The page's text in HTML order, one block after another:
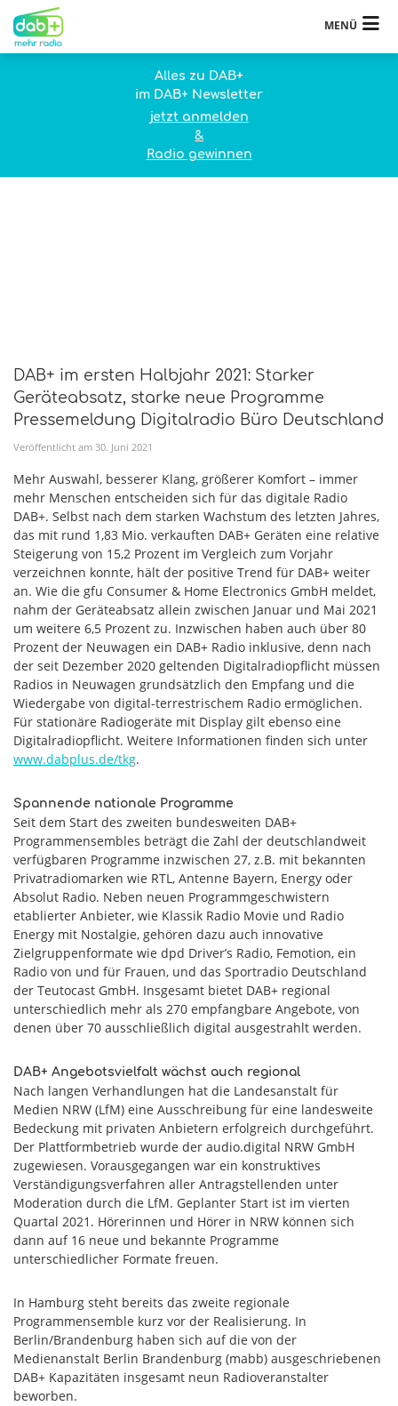
MENÜ
Alles zu DAB+
im DAB+ Newsletter
jetzt anmelden
&
Radio gewinnen
DAB+ im ersten Halbjahr 2021: Starker
Geräteabsatz, starke neue Programme
Pressemeldung Digitalradio Büro Deutschland
Veröffentlicht am 30. Juni 2021
Mehr Auswahl, besserer Klang, größerer Komfort – immer
mehr Menschen entscheiden sich für das digitale Radio
DAB+. Selbst nach dem starken Wachstum des letzten Jahres,
das mit rund 1,83 Mio. verkauften DAB+ Geräten eine relative
Steigerung von 15,2 Prozent im Vergleich zum Vorjahr
verzeichnen konnte, hält der positive Trend für DAB+ weiter
an. Wie die gfu Consumer & Home Electronics GmbH meldet,
nahm der Geräteabsatz allein zwischen Januar und Mai 2021
um weitere 6,5 Prozent zu. Inzwischen haben auch über 80
Prozent der Neuwagen ein DAB+ Radio inklusive, denn nach
der seit Dezember 2020 geltenden Digitalradiopflicht müssen
Radios in Neuwagen grundsätzlich den Empfang und die
Wiedergabe von digital-terrestrischem Radio ermöglichen.
Für stationäre Radiogeräte mit Display gilt ebenso eine
Digitalradiopflicht. Weitere Informationen finden sich unter
www.dabplus.de/tkg.
Spannende nationale Programme
Seit dem Start des zweiten bundesweiten DAB+
Programmensembles beträgt die Zahl der deutschlandweit
verfügbaren Programme inzwischen 27, z.B. mit bekannten
Privatradiomarken wie RTL, Antenne Bayern, Energy oder
Absolut Radio. Neben neuen Programmgeschwistern
etablierter Anbieter, wie Klassik Radio Movie und Radio
Energy mit Nostalgie, gehören dazu auch innovative
Zielgruppenformate wie dpd Driver’s Radio, Femotion, ein
Radio von und für Frauen, und das Sportradio Deutschland
der Teutocast GmbH. Insgesamt bietet DAB+ regional
unterschiedlich mehr als 270 empfangbare Angebote, von
denen über 70 ausschließlich digital ausgestrahlt werden.
DAB+ Angebotsvielfalt wächst auch regional
Nach langen Verhandlungen hat die Landesanstalt für
Medien NRW (LfM) eine Ausschreibung für eine landesweite
Bedeckung mit privaten Anbietern erfolgreich durchgeführt.
Der Plattformbetrieb wurde der audio.digital NRW GmbH
zugewiesen. Vorausgegangen war ein konstruktives
Verständigungsverfahren aller Antragstellenden unter
Moderation durch die LfM. Geplanter Start ist im vierten
Quartal 2021. Hörerinnen und Hörer in NRW können sich
dann auf 16 neue und bekannte Programme
unterschiedlicher Formate freuen.
In Hamburg steht bereits das zweite regionale
Programmensemble kurz vor der Realisierung. In
Berlin/Brandenburg haben sich auf die von der
Medienanstalt Berlin Brandenburg (mabb) ausgeschriebenen
DAB+ Kapazitäten insgesamt neun Radioveranstalter
beworben.